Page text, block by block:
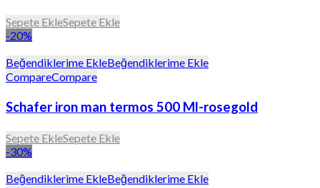
Sepete EkleSepete Ekle
-20%
Beğendiklerime EkleBeğendiklerime Ekle
CompareCompare
Schafer iron man termos 500 Ml-rosegold
Sepete EkleSepete Ekle
-30%
Beğendiklerime EkleBeğendiklerime Ekle